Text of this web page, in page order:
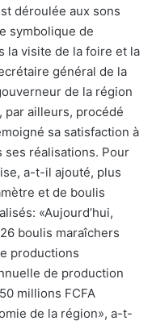
déroulée aux sons
symbolique de
la visite de la foire et la
général de la
de la région
par ailleurs, procédé
sa satisfaction à
ses réalisations. Pour
a-t-il ajouté, plus
et de boulis
«Aujourd’hui,
boulis maraîchers
productions
de production
millions FCFA
de la région», a-t-